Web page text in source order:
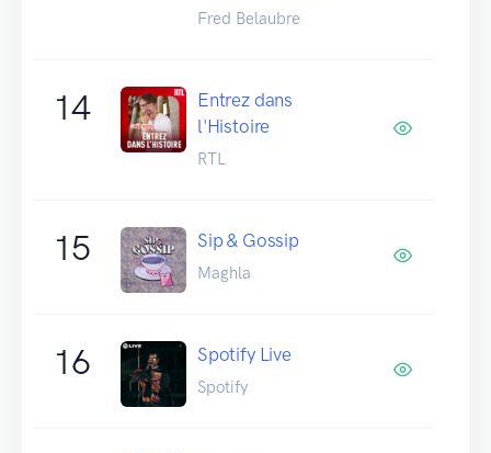
Fred Belaubre
14
Entrez dans
l'Histoire
RTL
15 Sip & Gossip
Maghla
16 Spotify Live
Spotify